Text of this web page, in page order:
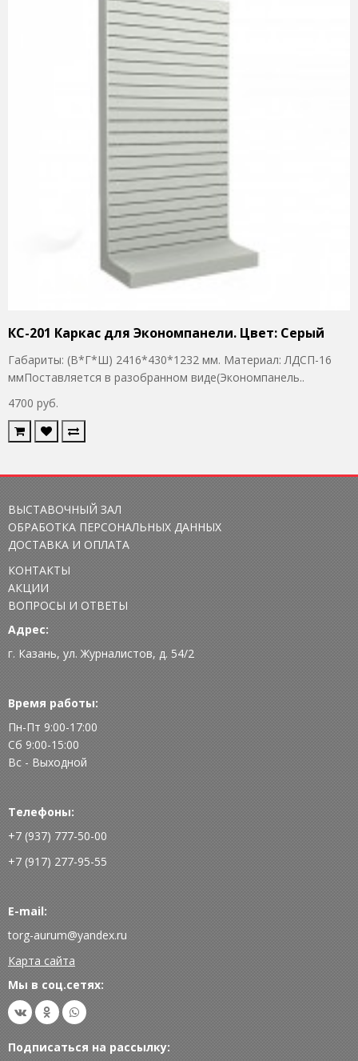
КС-201 Каркас для Экономпанели. Цвет: Серый
Габариты: (В*Г*Ш) 2416*430*1232 мм. Материал: ЛДСП-16
ммПоставляется в разобранном виде(Экономпанель..
4700 руб.
ВЫСТАВОЧНЫЙ ЗАЛ
ОБРАБОТКА ПЕРСОНАЛЬНЫХ ДАННЫХ
ДОСТАВКА И ОПЛАТА
КОНТАКТЫ
АКЦИИ
ВОПРОСЫ И ОТВЕТЫ
Адрес:
г. Казань, ул. Журналистов, д. 54/2
Время работы:
Пн-Пт 9:00-17:00
Сб 9:00-15:00
Вс - Выходной
Телефоны:
+7 (937) 777-50-00
+7 (917) 277-95-55
E-mail:
torg-aurum@yandex.ru
Карта сайта
Мы в соц.сетях:
Подписаться на рассылку: